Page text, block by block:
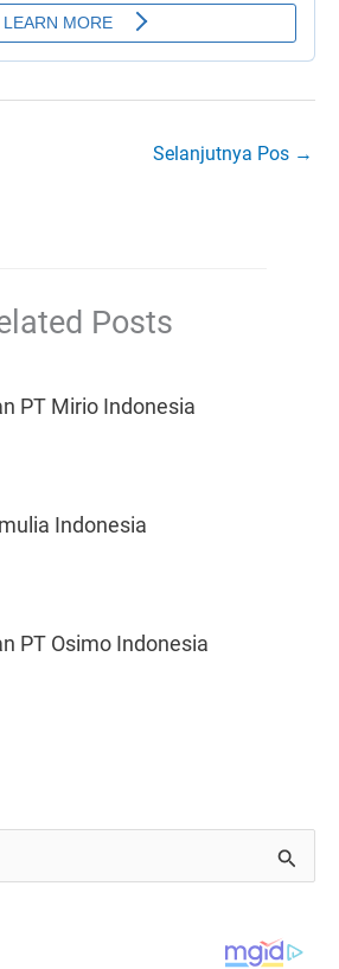
Selanjutnya Pos →
Posts
PT Mirio Indonesia
Indonesia
PT Osimo Indonesia